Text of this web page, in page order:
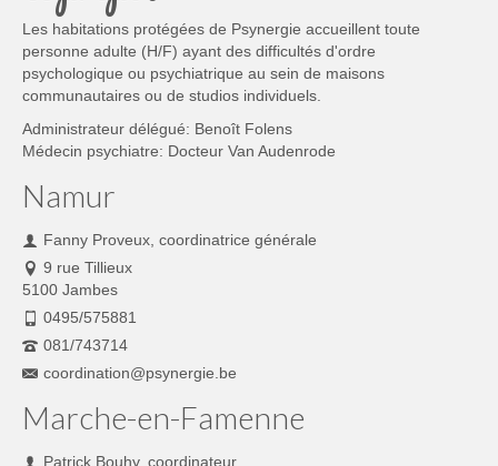
Les habitations protégées de Psynergie accueillent toute
personne adulte (H/F) ayant des difficultés d'ordre
psychologique ou psychiatrique au sein de maisons
communautaires ou de studios individuels.
Administrateur délégué: Benoît Folens
Médecin psychiatre: Docteur Van Audenrode
Namur
Fanny Proveux, coordinatrice générale
9 rue Tillieux
5100 Jambes
0495/575881
081/743714
coordination@psynergie.be
Marche-en-Famenne
Patrick Bouhy, coordinateur